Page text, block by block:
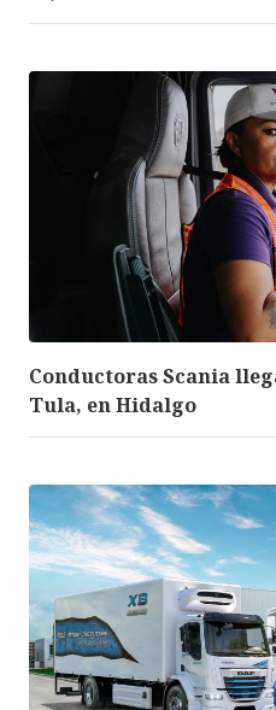
Conductoras Scania
Tula, en Hidalgo